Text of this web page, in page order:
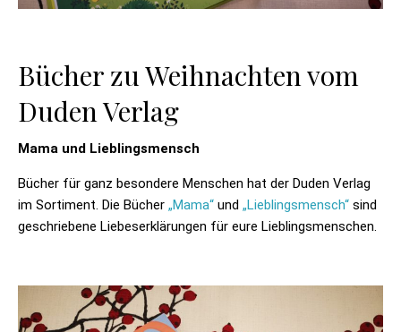
Bücher zu Weihnachten vom
Duden Verlag
Mama und Lieblingsmensch
Bücher für ganz besondere Menschen hat der Duden Verlag
im Sortiment. Die Bücher „Mama“ und „Lieblingsmensch“ sind
geschriebene Liebeserklärungen für eure Lieblingsmenschen.